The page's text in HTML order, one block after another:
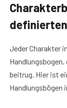
definierten
Jeder Charakter
beitrug. Hier ist
Handlungsbögen